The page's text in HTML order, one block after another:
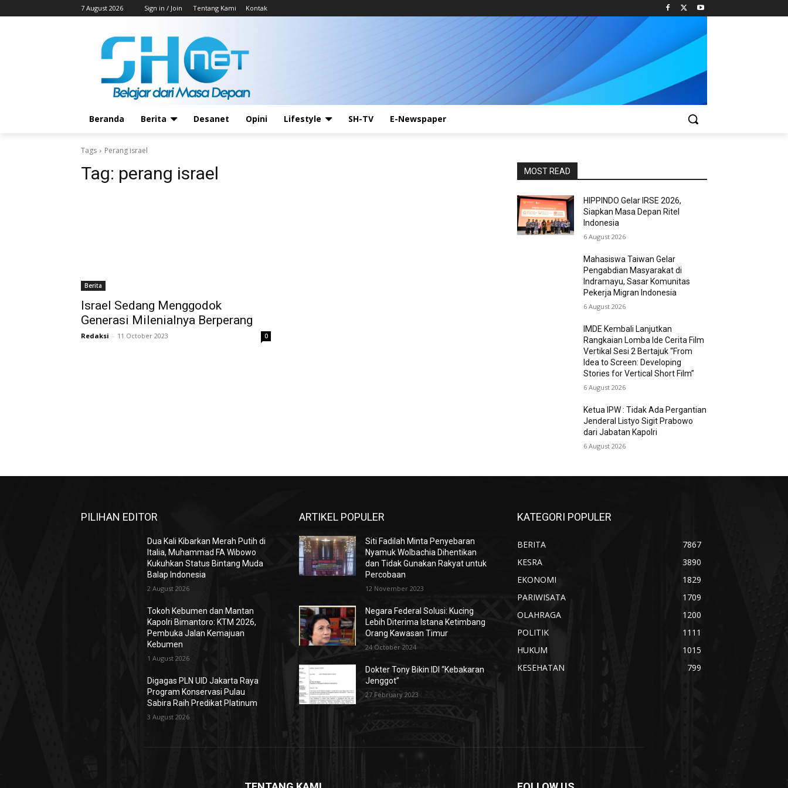
7 August 2026 Sign in / Join Tentang Kami Kontak
Beranda Berita Desanet Opini Lifestyle SH-TV E-Newspaper
Tags Perang israel
Tag: perang israel
Berita
Israel Sedang Menggodok
Generasi Milenialnya Berperang
Redaksi - 11 October 2023 0
MOST READ
HIPPINDO Gelar IRSE 2026,
Siapkan Masa Depan Ritel
Indonesia
6 August 2026
Mahasiswa Taiwan Gelar
Pengabdian Masyarakat di
Indramayu, Sasar Komunitas
Pekerja Migran Indonesia
6 August 2026
IMDE Kembali Lanjutkan
Rangkaian Lomba Ide Cerita Film
Vertikal Sesi 2 Bertajuk “From
Idea to Screen: Developing
Stories for Vertical Short Film”
6 August 2026
Ketua IPW : Tidak Ada Pergantian
Jenderal Listyo Sigit Prabowo
dari Jabatan Kapolri
6 August 2026
PILIHAN EDITOR
Dua Kali Kibarkan Merah Putih di
Italia, Muhammad FA Wibowo
Kukuhkan Status Bintang Muda
Balap Indonesia
2 August 2026
Tokoh Kebumen dan Mantan
Kapolri Bimantoro: KTM 2026,
Pembuka Jalan Kemajuan
Kebumen
1 August 2026
Digagas PLN UID Jakarta Raya
Program Konservasi Pulau
Sabira Raih Predikat Platinum
3 August 2026
ARTIKEL POPULER
Siti Fadilah Minta Penyebaran
Nyamuk Wolbachia Dihentikan
dan Tidak Gunakan Rakyat untuk
Percobaan
12 November 2023
Negara Federal Solusi: Kucing
Lebih Diterima Istana Ketimbang
Orang Kawasan Timur
24 October 2024
Dokter Tony Bikin IDI “Kebakaran
Jenggot”
27 February 2023
KATEGORI POPULER
BERITA
7867
KESRA
3890
EKONOMI
1829
PARIWISATA
1709
OLAHRAGA
1200
POLITIK
1111
HUKUM
1015
KESEHATAN
799